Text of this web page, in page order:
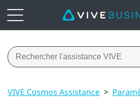
VIVE Cosmos Assistance >